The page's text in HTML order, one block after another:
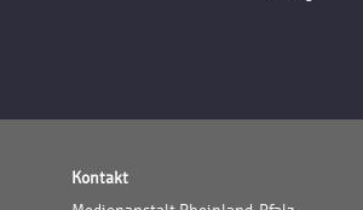
Kontakt